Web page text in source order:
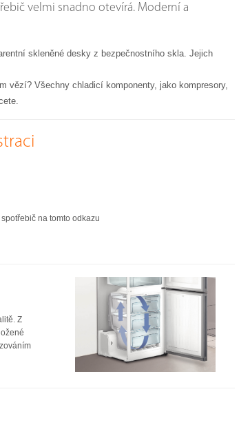
velmi snadno otevírá. Moderní a
skleněné desky z bezpečnostního skla. Jejich
Všechny chladicí komponenty, jako kompresory,
na tomto odkazu
Z